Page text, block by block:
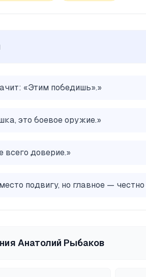
«Этим победишь».»
это боевое оружие.»
доверие.»
подвигу, но главное —
Анатолий Рыбаков